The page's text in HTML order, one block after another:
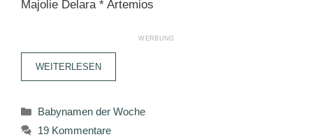
Majolie Delara * Artemios
WEITERLESEN
Kategorien
Babynamen der Woche
19 Kommentare